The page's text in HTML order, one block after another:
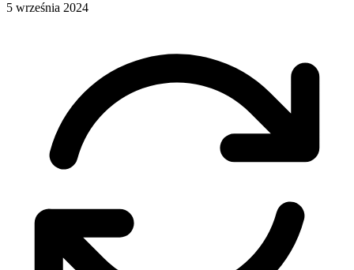
5 września 2024